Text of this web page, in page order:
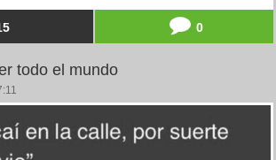
0
todo el mundo